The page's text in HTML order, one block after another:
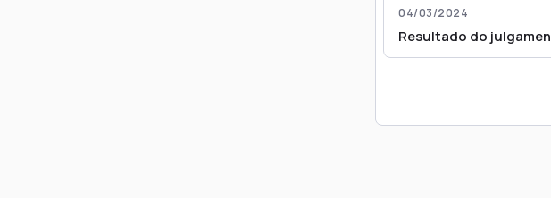
04/03/2024
Resultado do